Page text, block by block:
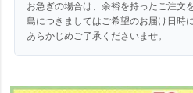
お急ぎの場合は、余裕を持ったご注文
島につきましてはご希望のお届け日時
あらかじめご了承くださいませ。